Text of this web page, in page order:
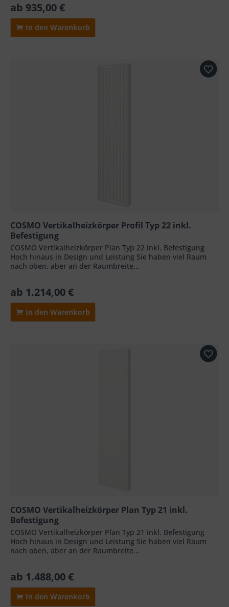
ab 935,00 €
In den Warenkorb
COSMO Vertikalheizkörper Profil Typ 22 inkl.
Befestigung
COSMO Vertikalheizkörper Plan Typ 22 inkl. Befestigung
Hoch hinaus in Design und Leistung Sie haben viel Raum
nach oben, aber an der Raumbreite...
ab 1.214,00 €
In den Warenkorb
COSMO Vertikalheizkörper Plan Typ 21 inkl.
Befestigung
COSMO Vertikalheizkörper Plan Typ 21 inkl. Befestigung
Hoch hinaus in Design und Leistung Sie haben viel Raum
nach oben, aber an der Raumbreite...
ab 1.488,00 €
In den Warenkorb